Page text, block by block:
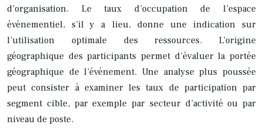
d’organisation. Le taux d’occupation de l’espace
événementiel, s’il y a lieu, donne une indication sur
l’utilisation optimale des ressources. L’origine
géographique des participants permet d’évaluer la portée
géographique de l’événement. Une analyse plus poussée
peut consister à examiner les taux de participation par
segment cible, par exemple par secteur d’activité ou par
niveau de poste.